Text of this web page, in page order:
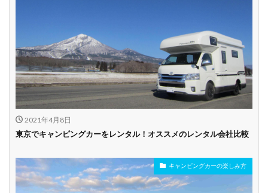
駅配車あり 多言語対応 年末年始営業
配車サービスあり
マイカー預かりあ
り
カード支払い可
ビジネス利用 カップル向き ファミリー向き
シニア向き
2021年4月8日
東京でキャンピングカーをレンタル！オススメのレンタル会社比較
キャンピングカーの楽しみ方